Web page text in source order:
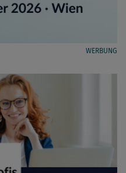
WERBUNG